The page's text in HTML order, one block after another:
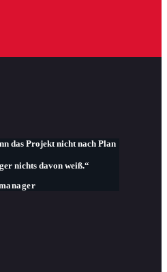
das Projekt nicht nach Plan
nichts davon weiß.“